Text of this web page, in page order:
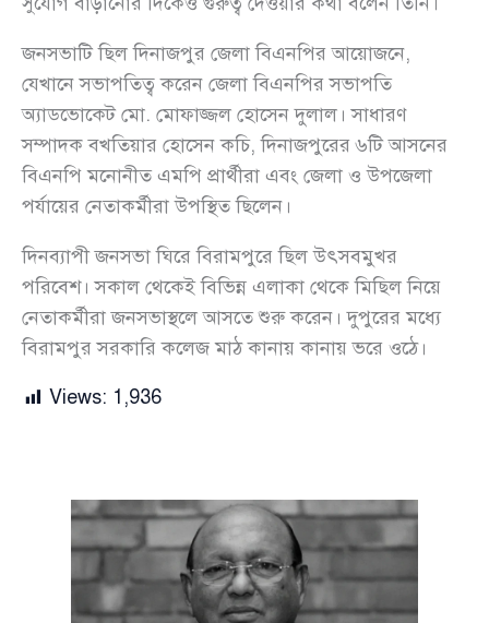
জনসভাটি ছিল দিনাজপুর জেলা বিএনপির আয়োজনে,
যেখানে সভাপতিত্ব করেন জেলা বিএনপির সভাপতি
অ্যাডভোকেট মো. মোফাজ্জল হোসেন দুলাল। সাধারণ
সম্পাদক বখতিয়ার হোসেন কচি, দিনাজপুরের ৬টি আসনের
বিএনপি মনোনীত এমপি প্রার্থীরা এবং জেলা ও উপজেলা
পর্যায়ের নেতাকর্মীরা উপস্থিত ছিলেন।
দিনব্যাপী জনসভা ঘিরে বিরামপুরে ছিল উৎসবমুখর
পরিবেশ। সকাল থেকেই বিভিন্ন এলাকা থেকে মিছিল নিয়ে
নেতাকর্মীরা জনসভাস্থলে আসতে শুরু করেন। দুপুরের মধ্যে
বিরামপুর সরকারি কলেজ মাঠ কানায় কানায় ভরে ওঠে।
Views: 1,936